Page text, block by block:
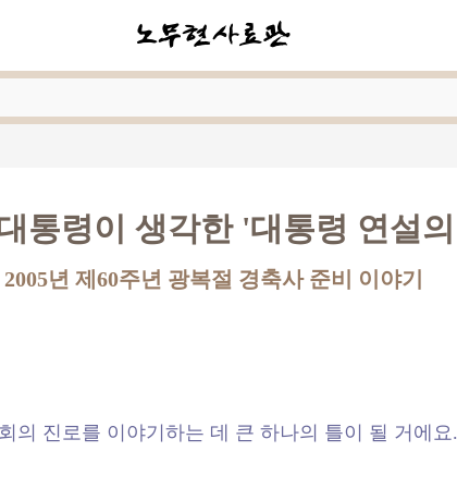
통령이 생각한 '대통령 연설
2005년 제60주년 광복절 경축사 준비 이야기
의 진로를 이야기하는 데 큰 하나의 틀이 될 거에요